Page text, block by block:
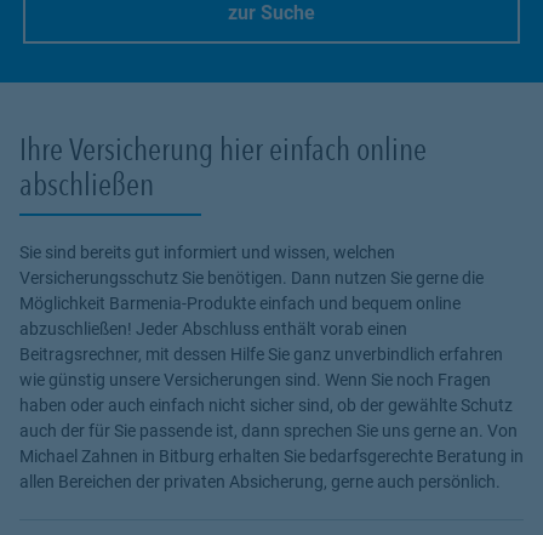
zur Suche
Ihre Versicherung hier einfach online
abschließen
Sie sind bereits gut informiert und wissen, welchen
Versicherungsschutz Sie benötigen. Dann nutzen Sie gerne die
Möglichkeit Barmenia-Produkte einfach und bequem online
abzuschließen! Jeder Abschluss enthält vorab einen
Beitragsrechner, mit dessen Hilfe Sie ganz unverbindlich erfahren
wie günstig unsere Versicherungen sind. Wenn Sie noch Fragen
haben oder auch einfach nicht sicher sind, ob der gewählte Schutz
auch der für Sie passende ist, dann sprechen Sie uns gerne an. Von
Michael Zahnen in Bitburg erhalten Sie bedarfsgerechte Beratung in
allen Bereichen der privaten Absicherung, gerne auch persönlich.